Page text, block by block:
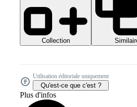
Collection
Utilisation éditoriale uniquement
Qu'est-ce que c'est ?
Plus d'infos